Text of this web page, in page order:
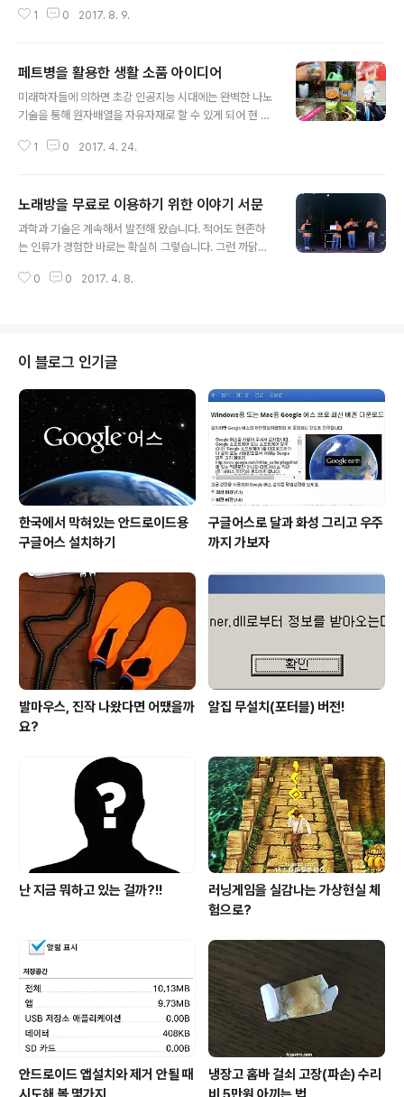
해야 한다는 것을 의미하는 것이기도 하면서 동시에 그런
물론, 나름 꾸준히 하고자 하는 바를 이어가고 있는 건 아주
차원이라고 할 수 있고, 역시 3년 동안 운동을 하고 있는 것
도, 지금 이야기하고자 하는 (오늘 기준 319일째 지속해
온) 듀오링고 영어 학습도 그렇습니다. 모두 하루도 건너뛰
아직 덜 되었음을 스스로 고백하는 것이겠지만... 그런 가벼
1 0 2017. 8. 9.
페트병을 활용한 생활 소품 아이디어
미래학자들에 의하면 초강 인공지능 시대에는 완벽한 나노
기술을 통해 원자배열을 자유자재로 할 수 있게 되어 현 인
결될 것이라고 하죠. 개인적으로 무척 기대되는 일입니다
로써는 예측에 불과하니까요. 뭐~ 물론 그렇다고 해서 부
정적이거나 그저 기대에 불과한 상상은 아니라고 확신합니
다. 다만, 현재는 현재 나름대로의 집단 지성이 원자배열과
나름의 고민과 열정으로 바로 쓰레기가 될 수도 있는 생활
1 0 2017. 4. 24.
노래방을 무료로 이용하기 위한 이야기 서문
과학과 기술은 계속해서 발전해 왔습니다. 적어도 현존하
는 인류가 경험한 바로는 확실히 그렇습니다. 그런 까닭에
곤 합니다. 물론, 그 과거의 기술이 바탕이 되어 오늘과 미
추고 흥을 돋우는 역을 도맡곤 했었습니다. 특히 대학 생활
에서는 입학하던 날부터 군에 입대하기 전까지는 학과 내
에서는 나름 기타로 한 가닥 하던 유명(?) 인사였습니다. 그
때의 기억은 제게 풋풋한 추억이기도 하면서 가끔씩 설렘
을 부여하는 지난 시간의 향수이기도 합니다. 하지만 그건
말씀드린 바와 같이 정말 군 입대..
0 0 2017. 4. 8.
이 블로그 인기글
한국에서 막혀있는 안드로이드용
구글어스 설치하기
구글어스로 달과 화성 그리고 우주
까지 가보자
발마우스, 진작 나왔다면 어땠을까
요?
알집 무설치(포터블) 버전!
난 지금 뭐하고 있는 걸까?!!
러닝게임을 실감나는 가상현실 체
험으로?
안드로이드 앱설치와 제거 안될 때
냉장고 홈바 걸쇠 고장(파손) 수리